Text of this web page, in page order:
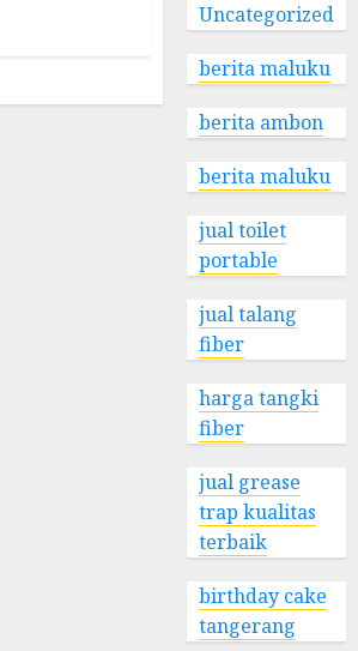
Uncategorized
berita maluku
berita ambon
berita maluku
jual toilet
portable
jual talang
fiber
harga tangki
fiber
jual grease
trap kualitas
terbaik
birthday cake
tangerang